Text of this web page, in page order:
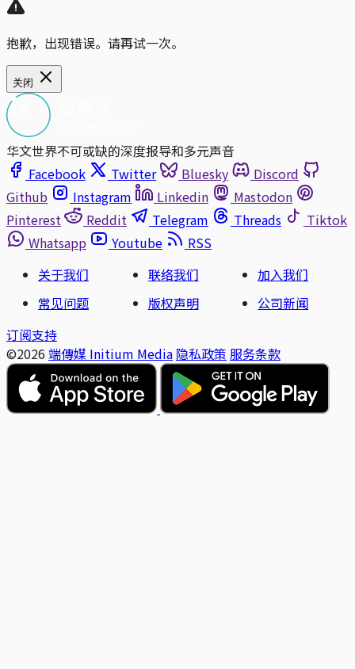
抱歉，出现错误。请再试一次。
关闭
华文世界不可或缺的深度报导和多元声音
Facebook
Twitter Bluesky
Discord
Github
Instagram Linkedin
Mastodon
Pinterest
Reddit Telegram Threads
Tiktok
Whatsapp
Youtube
RSS
关于我们
联络我们
加入我们
常见问题
版权声明
公司新闻
订阅支持
©2026 端傳媒 Initium Media 隐私政策 服务条款